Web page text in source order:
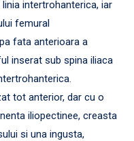
intertrohanterica, iar
femural
fata anterioara a
inserat sub spina iliaca
tot anterior, dar cu o
iliopectinee, creasta
si una ingusta,